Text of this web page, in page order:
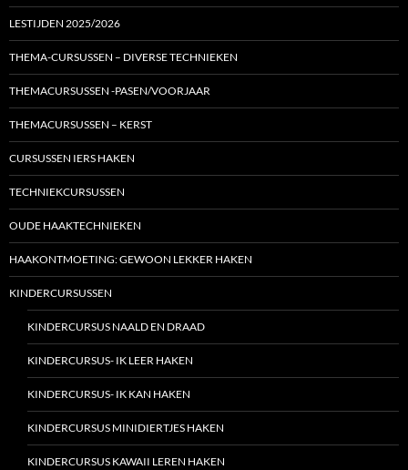
LESTIJDEN 2025/2026
THEMA-CURSUSSEN – DIVERSE TECHNIEKEN
THEMACURSUSSEN -PASEN/VOORJAAR
THEMACURSUSSEN – KERST
CURSUSSEN IERS HAKEN
TECHNIEKCURSUSSEN
OUDE HAAKTECHNIEKEN
HAAKONTMOETING: GEWOON LEKKER HAKEN
KINDERCURSUSSEN
KINDERCURSUS NAALD EN DRAAD
KINDERCURSUS- IK LEER HAKEN
KINDERCURSUS- IK KAN HAKEN
KINDERCURSUS MINIDIERTJES HAKEN
KINDERCURSUS KAWAII LEREN HAKEN